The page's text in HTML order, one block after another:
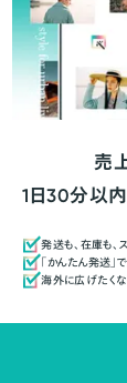
売
1日30分以
発送も、在庫も、
「かんたん発送」
海外に広げたく